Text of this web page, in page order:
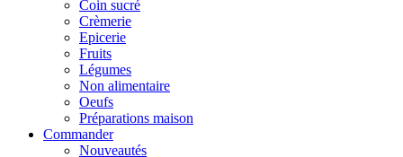
Coin sucré
Crèmerie
Epicerie
Fruits
Légumes
Non alimentaire
Oeufs
Préparations maison
Commander
Nouveautés